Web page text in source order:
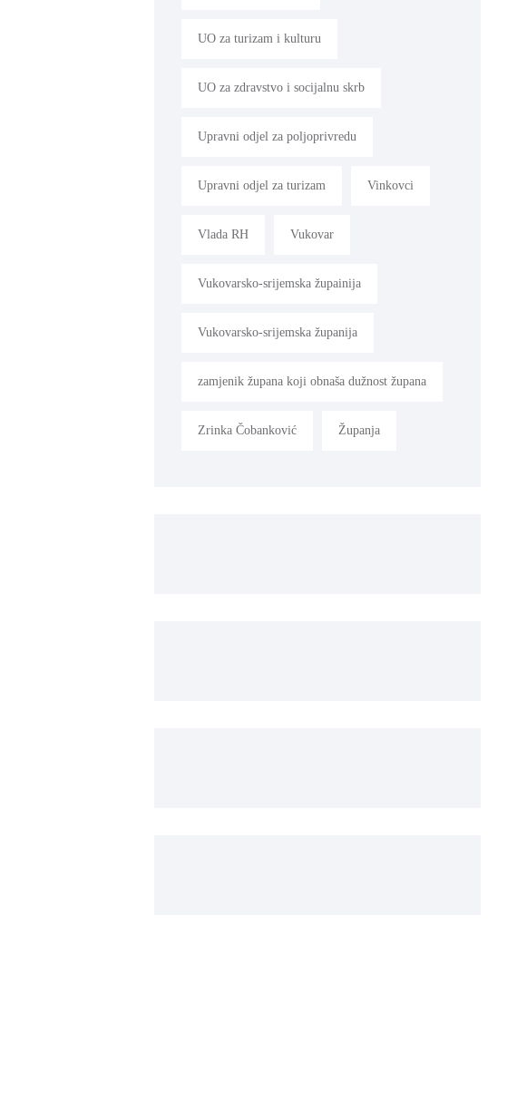
UO za turizam i kulturu
UO za zdravstvo i socijalnu skrb
Upravni odjel za poljoprivredu
Upravni odjel za turizam Vinkovci
Vlada RH Vukovar
Vukovarsko-srijemska župainija
Vukovarsko-srijemska županija
zamjenik župana koji obnaša dužnost župana
Zrinka Čobanković Županja